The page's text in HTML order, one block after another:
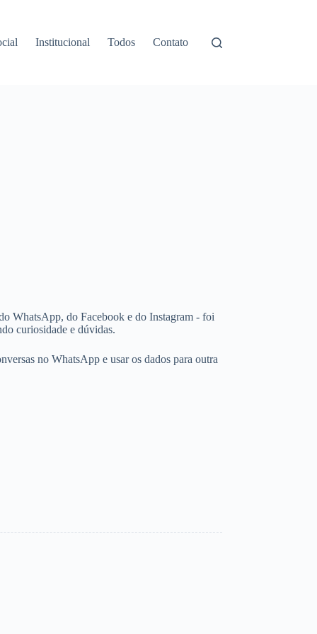
Institucional Todos Contato
WhatsApp, do Facebook e do Instagram - foi
curiosidade e dúvidas.
no WhatsApp e usar os dados para outra